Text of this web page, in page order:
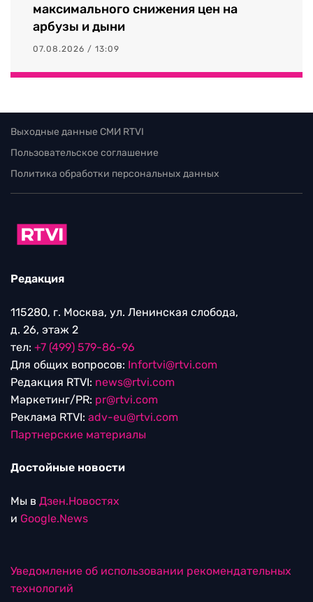
максимального снижения цен на
арбузы и дыни
07.08.2026 / 13:09
Выходные данные СМИ RTVI
Пользовательское соглашение
Политика обработки персональных данных
Редакция
115280, г. Москва, ул. Ленинская слобода,
д. 26, этаж 2
тел: +7 (499) 579-86-96
Для общих вопросов: Infortvi@rtvi.com
Редакция RTVI: news@rtvi.com
Маркетинг/PR: pr@rtvi.com
Реклама RTVI: adv-eu@rtvi.com
Партнерские материалы
Достойные новости
Мы в Дзен.Новостях
и Google.News
Уведомление об использовании рекомендательных
технологий